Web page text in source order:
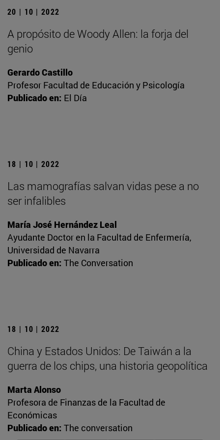
20 | 10 | 2022
A propósito de Woody Allen: la forja del
genio
Gerardo Castillo
Profesor Facultad de Educación y Psicología
Publicado en: El Día
18 | 10 | 2022
Las mamografías salvan vidas pese a no
ser infalibles
María José Hernández Leal
Ayudante Doctor en la Facultad de Enfermería,
Universidad de Navarra
Publicado en: The Conversation
18 | 10 | 2022
China y Estados Unidos: De Taiwán a la
guerra de los chips, una historia geopolítica
Marta Alonso
Profesora de Finanzas de la Facultad de
Económicas
Publicado en: The conversation